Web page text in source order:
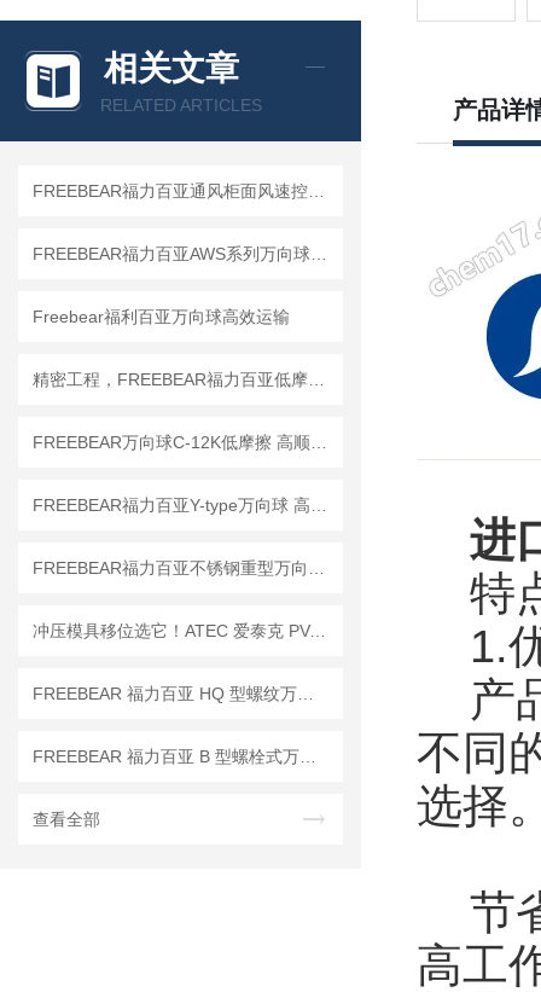
相关文章
RELATED ARTICLES
Freebear福利百亚万向球高效运输
冲压模具移位选它！ATEC 爱泰克 PV-CAM 系列凸轮销孔万向球
查看全部
产品详
进
特
1.
产
不同
选择
节
高工